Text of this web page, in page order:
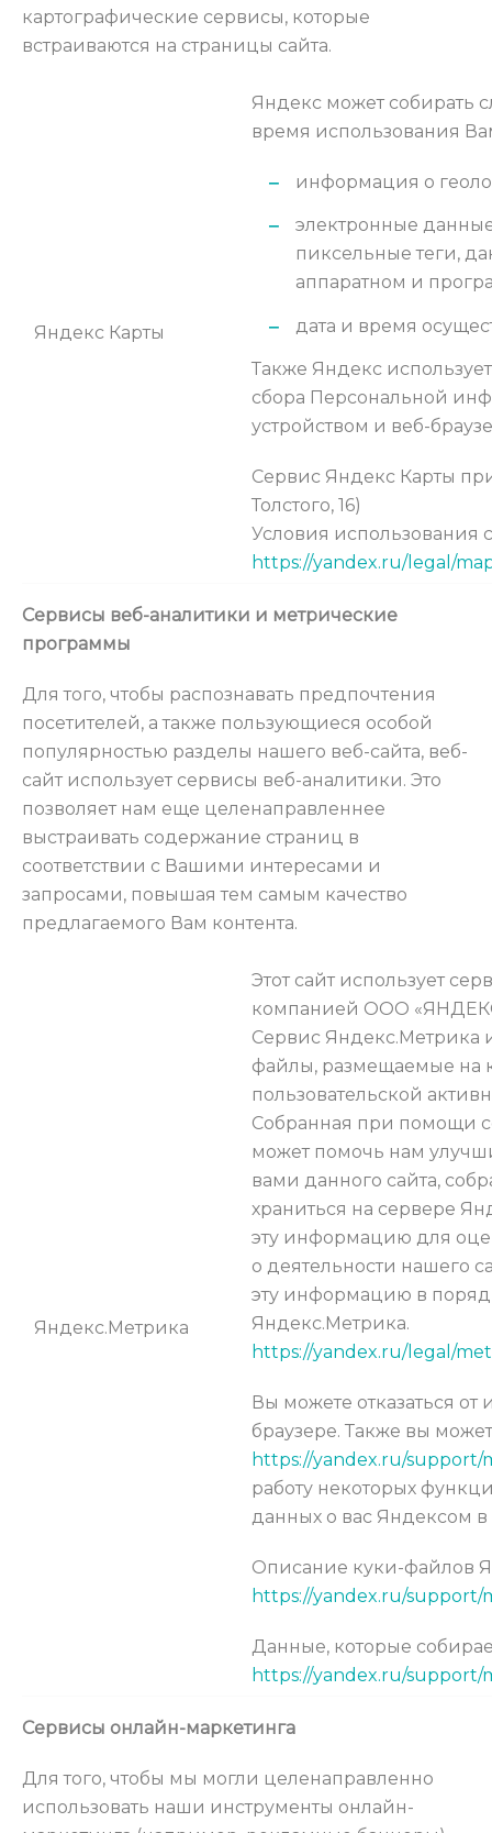
картографические сервисы, которые
встраиваются на страницы сайта.
Яндекс Карты
Яндекс может собирать
время использования
информация о
электронные
пиксельные теги,
аппаратном и
дата и время
Также Яндекс
сбора Персональной
устройством и веб-
Сервис Яндекс Карты
Толстого, 16)
Условия использования
https://yandex.ru/legal/
Сервисы веб-аналитики и метрические
программы
Для того, чтобы распознавать предпочтения
посетителей, а также пользующиеся особой
популярностью разделы нашего веб-сайта, веб-
сайт использует сервисы веб-аналитики. Это
позволяет нам еще целенаправленнее
выстраивать содержание страниц в
соответствии с Вашими интересами и
запросами, повышая тем самым качество
предлагаемого Вам контента.
Яндекс.Метрика
Этот сайт использует
компанией ООО
Сервис Яндекс.Метрика
файлы, размещаемые на
пользовательской
Собранная при помощи
может помочь нам
вами данного сайта,
храниться на сервере
эту информацию для
о деятельности нашего
эту информацию в
Яндекс.Метрика.
https://yandex.ru/legal/
Вы можете отказаться
браузере. Также вы
https://yandex.ru/
работу некоторых
данных о вас Яндексом
Описание куки-файлов
https://yandex.ru/support/
Данные, которые
https://yandex.ru/
Сервисы онлайн-маркетинга
Для того, чтобы мы могли целенаправленно
использовать наши инструменты онлайн-